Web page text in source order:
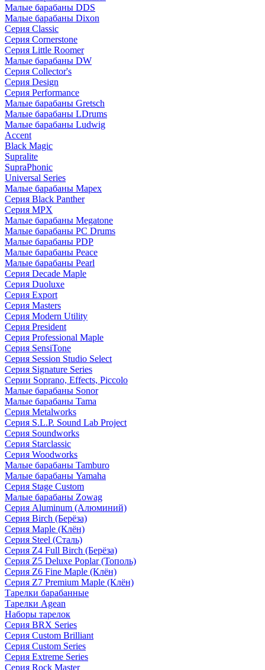
Малые барабаны DDS
Малые барабаны Dixon
Серия Classic
Серия Cornerstone
Серия Little Roomer
Малые барабаны DW
Серия Collector's
Серия Design
Серия Performance
Малые барабаны Gretsch
Малые барабаны LDrums
Малые барабаны Ludwig
Accent
Black Magic
Supralite
SupraPhonic
Universal Series
Малые барабаны Mapex
Серия Black Panther
Серия MPX
Малые барабаны Megatone
Малые барабаны PC Drums
Малые барабаны PDP
Малые барабаны Peace
Малые барабаны Pearl
Серия Decade Maple
Серия Duoluxe
Серия Export
Серия Masters
Серия Modern Utility
Серия President
Серия Professional Maple
Серия SensiTone
Серия Session Studio Select
Серия Signature Series
Серии Soprano, Effects, Piccolo
Малые барабаны Sonor
Малые барабаны Tama
Серия Metalworks
Серия S.L.P. Sound Lab Project
Серия Soundworks
Серия Starclassic
Серия Woodworks
Малые барабаны Tamburo
Малые барабаны Yamaha
Серия Stage Custom
Малые барабаны Zowag
Серия Aluminum (Алюминий)
Серия Birch (Берёза)
Серия Maple (Клён)
Серия Steel (Сталь)
Серия Z4 Full Birch (Берёза)
Серия Z5 Deluxe Poplar (Тополь)
Серия Z6 Fine Maple (Клён)
Серия Z7 Premium Maple (Клён)
Тарелки барабанные
Тарелки Agean
Наборы тарелок
Серия BRX Series
Серия Custom Brilliant
Серия Custom Series
Серия Extreme Series
Серия Rock Master